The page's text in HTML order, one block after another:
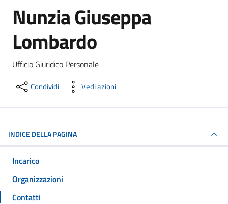
Nunzia Giuseppa
Lombardo
Ufficio Giuridico Personale
Condividi Vedi azioni
INDICE DELLA PAGINA
Incarico
Organizzazioni
Contatti